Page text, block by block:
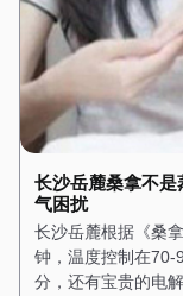
长沙岳麓桑拿不
气困扰
长沙岳麓根据《桑
钟，温度控制在
分，还有宝贵的电